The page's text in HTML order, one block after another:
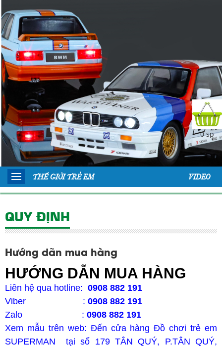
VIDEO
THẾ GIỚI TRẺ EM
QUY ĐỊNH
Hướng dẫn mua hàng
HƯỚNG DẪN MUA HÀNG
Liên hệ qua hotline: 0908 882 191
Viber : 0908 882 191
Zalo : 0908 882 191
Xem mẫu trên web: Đến cửa hàng Đồ chơi trẻ em
SUPERMAN tại số 179 TÂN QUÝ, P.TÂN QUÝ,
0 sp